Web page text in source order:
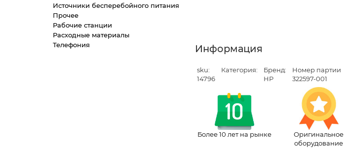
Источники бесперебойного питания
Прочее
Рабочие станции
Расходные материалы
Телефония
Информация
sku:
14796
Категория:
Бренд:
HP
Номер партии
322597-001
Более 10 лет на рынке
Оригинальное
оборудование